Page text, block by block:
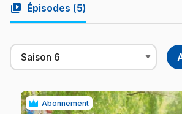
video_library Épisodes (5)
Abonnement